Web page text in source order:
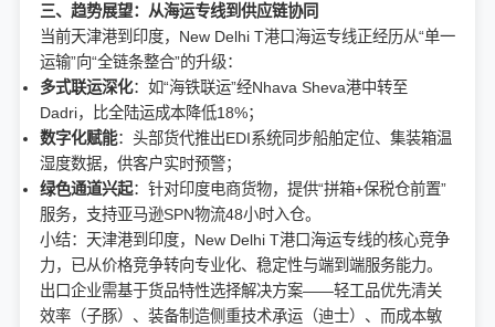
三、趋势展望：从海运专线到供应链协同
当前天津港到印度，New Delhi T港口海运专线正经历从“单一
运输”向“全链条整合”的升级：
多式联运深化：如“海铁联运”经Nhava Sheva港中转至
Dadri，比全陆运成本降低18%；
数字化赋能：头部货代推出EDI系统同步船舶定位、集装箱温
湿度数据，供客户实时预警；
绿色通道兴起：针对印度电商货物，提供“拼箱+保税仓前置”
服务，支持亚马逊SPN物流48小时入仓。
小结：天津港到印度，New Delhi T港口海运专线的核心竞争
力，已从价格竞争转向专业化、稳定性与端到端服务能力。
出口企业需基于货品特性选择解决方案——轻工品优先清关
效率（子豚）、装备制造侧重技术承运（迪士）、而成本敏